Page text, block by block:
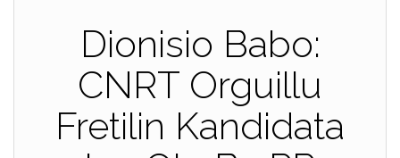
Dionisio Babo:
CNRT Orguillu
Fretilin Kandidata